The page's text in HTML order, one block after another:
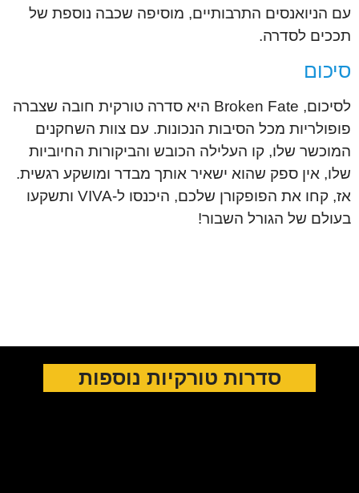
עם הניואנסים התרבותיים, מוסיפה שכבה נוספת של
תככים לסדרה.
סיכום
לסיכום, Broken Fate היא סדרה טורקית חובה שצברה
פופולריות מכל הסיבות הנכונות. עם צוות השחקנים
המוכשר שלו, קו העלילה הכובש והביקורות החיוביות
שלו, אין ספק שהוא ישאיר אותך מבדר ומושקע רגשית.
אז, קחו את הפופקורן שלכם, היכנסו ל-VIVA ותשקעו
בעולם של הגורל השבור!
סדרות טורקיות נוספות